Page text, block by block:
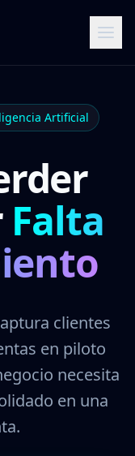
Artificial
Falta
clientes
en piloto
necesita
en una